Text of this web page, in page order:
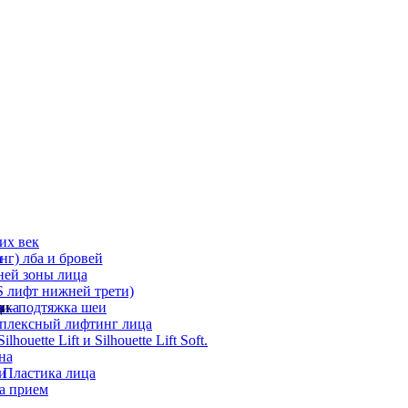
век
лба и бровей
зоны лица
лифт нижней трети)
– подтяжка шеи
лифтинг лица
Lift и Silhouette Lift Soft.
лица
прием